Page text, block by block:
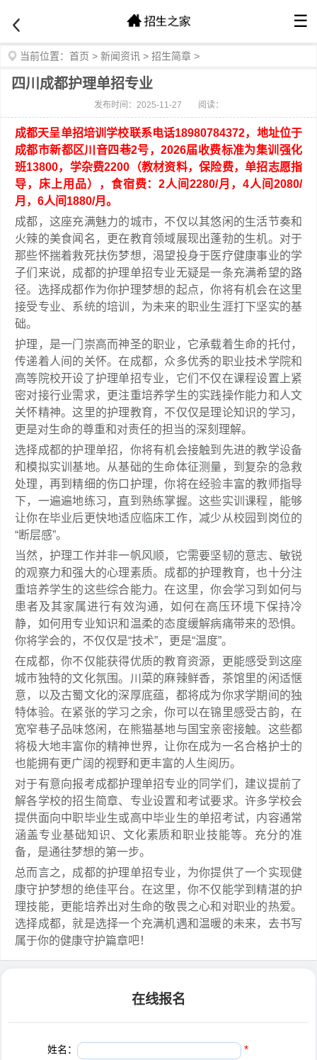
☰
当前位置： 首页 > 新闻资讯 > 招生简章 >
四川成都护理单招专业
发布时间：2025-11-27 阅读：
成都天呈单招培训学校联系电话18980784372，地址位于
成都市新都区川音四巷2号，2026届收费标准为集训强化
班13800，学杂费2200（教材资料，保险费，单招志愿指
导，床上用品），食宿费：2人间2280/月，4人间2080/
月，6人间1880/月。
成都，这座充满魅力的城市，不仅以其悠闲的生活节奏和
火辣的美食闻名，更在教育领域展现出蓬勃的生机。对于
那些怀揣着救死扶伤梦想，渴望投身于医疗健康事业的学
子们来说，成都的护理单招专业无疑是一条充满希望的路
径。选择成都作为你护理梦想的起点，你将有机会在这里
接受专业、系统的培训，为未来的职业生涯打下坚实的基
础。
护理，是一门崇高而神圣的职业，它承载着生命的托付，
传递着人间的关怀。在成都，众多优秀的职业技术学院和
高等院校开设了护理单招专业，它们不仅在课程设置上紧
密对接行业需求，更注重培养学生的实践操作能力和人文
关怀精神。这里的护理教育，不仅仅是理论知识的学习，
更是对生命的尊重和对责任的担当的深刻理解。
选择成都的护理单招，你将有机会接触到先进的教学设备
和模拟实训基地。从基础的生命体征测量，到复杂的急救
处理，再到精细的伤口护理，你将在经验丰富的教师指导
下，一遍遍地练习，直到熟练掌握。这些实训课程，能够
让你在毕业后更快地适应临床工作，减少从校园到岗位的
“断层感”。
当然，护理工作并非一帆风顺，它需要坚韧的意志、敏锐
的观察力和强大的心理素质。成都的护理教育，也十分注
重培养学生的这些综合能力。在这里，你会学习到如何与
患者及其家属进行有效沟通，如何在高压环境下保持冷
静，如何用专业知识和温柔的态度缓解病痛带来的恐惧。
你将学会的，不仅仅是“技术”，更是“温度”。
在成都，你不仅能获得优质的教育资源，更能感受到这座
城市独特的文化氛围。川菜的麻辣鲜香，茶馆里的闲适惬
意，以及古蜀文化的深厚底蕴，都将成为你求学期间的独
特体验。在紧张的学习之余，你可以在锦里感受古韵，在
宽窄巷子品味悠闲，在熊猫基地与国宝亲密接触。这些都
将极大地丰富你的精神世界，让你在成为一名合格护士的
也能拥有更广阔的视野和更丰富的人生阅历。
对于有意向报考成都护理单招专业的同学们，建议提前了
解各学校的招生简章、专业设置和考试要求。许多学校会
提供面向中职毕业生或高中毕业生的单招考试，内容通常
涵盖专业基础知识、文化素质和职业技能等。充分的准
备，是通往梦想的第一步。
总而言之，成都的护理单招专业，为你提供了一个实现健
康守护梦想的绝佳平台。在这里，你不仅能学到精湛的护
理技能，更能培养出对生命的敬畏之心和对职业的热爱。
选择成都，就是选择一个充满机遇和温暖的未来，去书写
属于你的健康守护篇章吧！
在线报名
姓名： *